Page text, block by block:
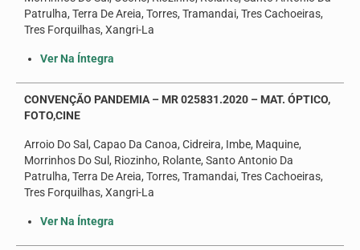
Patrulha, Terra De Areia, Torres, Tramandai, Tres Cachoeiras,
Tres Forquilhas, Xangri-La
Ver Na Íntegra
CONVENÇÃO PANDEMIA – MR 025831.2020 – MAT. ÓPTICO,
FOTO,CINE
Arroio Do Sal, Capao Da Canoa, Cidreira, Imbe, Maquine,
Morrinhos Do Sul, Riozinho, Rolante, Santo Antonio Da
Patrulha, Terra De Areia, Torres, Tramandai, Tres Cachoeiras,
Tres Forquilhas, Xangri-La
Ver Na Íntegra